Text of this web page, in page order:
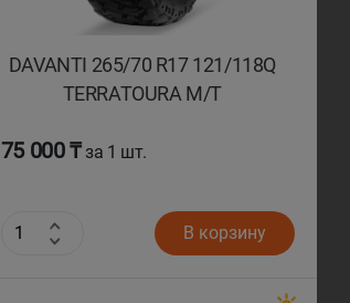
DAVANTI 265/70 R17 121/118Q
TERRATOURA M/T
75 000 ₸за 1 шт.
В корзину